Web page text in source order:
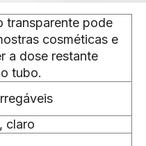
transparente pode
cosméticas e
a dose restante
tubo.
claro